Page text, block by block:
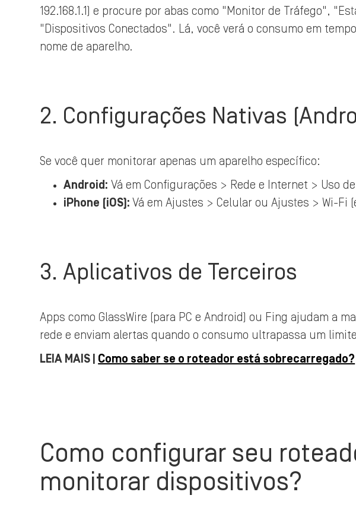
192.168.1.1) e procure por abas como "Monitor de Tráfego",
"Dispositivos Conectados". Lá, você verá o consumo em
nome de aparelho.
2. Configurações Nativas
Se você quer monitorar apenas um aparelho específico:
Android: Vá em Configurações > Rede e Internet > Uso
iPhone (iOS): Vá em Ajustes > Celular ou Ajustes > Wi-Fi
3. Aplicativos de Terceiros
Apps como GlassWire (para PC e Android) ou Fing ajudam a
rede e enviam alertas quando o consumo ultrapassa um
LEIA MAIS | Como saber se o roteador está sobrecarregado?
Como configurar seu
monitorar dispositivos?